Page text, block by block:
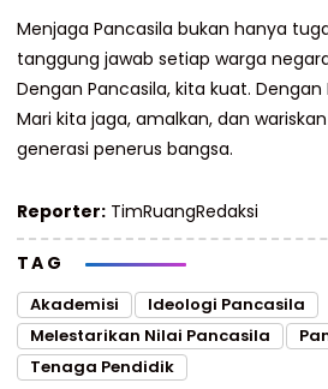
Menjaga Pancasila bukan hanya
tanggung jawab setiap warga
Dengan Pancasila, kita kuat.
Mari kita jaga, amalkan, dan
generasi penerus bangsa.
Reporter: TimRuangRedaksi
TAG
Akademisi
Ideologi Pancasila
Melestarikan Nilai Pancasila
Tenaga Pendidik